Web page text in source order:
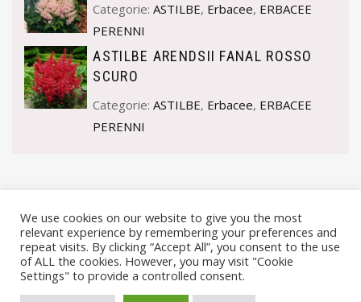
Categorie:ASTILBE, Erbacee, ERBACEE
PERENNI
ASTILBE ARENDSII FANAL ROSSO
SCURO
Categorie:ASTILBE, Erbacee, ERBACEE
PERENNI
We use cookies on our website to give you the most
relevant experience by remembering your preferences and
repeat visits. By clicking “Accept All”, you consent to the use
of ALL the cookies. However, you may visit "Cookie
Settings" to provide a controlled consent.